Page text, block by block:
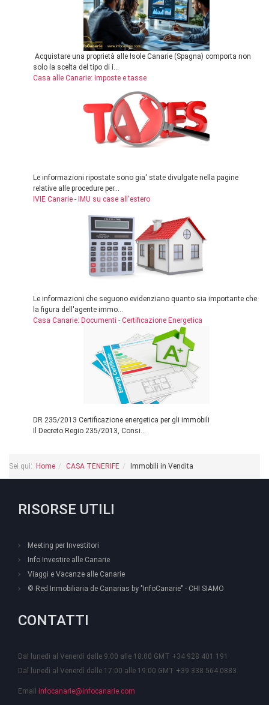
Acquistare una proprietà alle Isole Canarie (Spagna) comporta non
solo la scelta del tipo di i...
Casa alle Canarie: Imposte e tasse
Le informazioni ripostate sono gia' state divulgate nella pagine
relative alle procedure per...
IVIE Canarie - IMU su case all'estero
Le informazioni che seguono evidenziano quanto sia importante che
la figura dell'agente immo...
Casa Canarie: Documenti - Certificazione Energetica
DR 235/2013 Certificazione energetica per gli immobili
Il Decreto Regio 235/2013, Consi...
Sei qui: Home CASA TENERIFE Immobili in Vendita
RISORSE UTILI
Meeting per Investitori
Info Investire alle Canarie
Viaggi e Vacanze alle Canarie
© Red Inmobiliaria de Canarias by "InfoCanarie" - CHI SIAMO
CONTATTI
Dal lunedì al Venerdì dalle 9:00 alle 18:00 GMT +34 928 401 191
Dal lunedì al Venerdì dalle 17:00 alle 19:00 GMT +39 338 564 0883
Email infocanarie@infocanarie.com